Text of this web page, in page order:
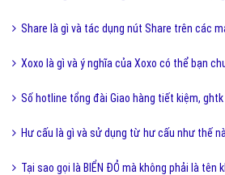
Share là gì và tác dụng nút Share trên các
Xoxo là gì và ý nghĩa của Xoxo có thể bạn
Số hotline tổng đài Giao hàng tiết kiệm,
Hư cấu là gì và sử dụng từ hư cấu như thế
Tại sao gọi là BIỂN ĐỎ mà không phải là tên